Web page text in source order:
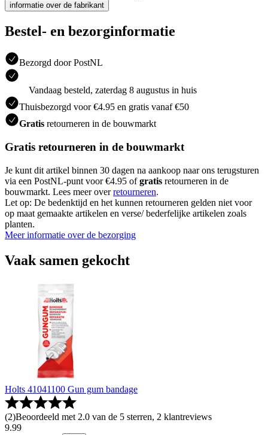
informatie over de fabrikant
Bestel- en bezorginformatie
Bezorgd door PostNL
Vandaag besteld, zaterdag 8 augustus in huis
Thuisbezorgd voor €4.95 en gratis vanaf €50
Gratis retourneren in de bouwmarkt
Gratis retourneren in de bouwmarkt
Je kunt dit artikel binnen 30 dagen na aankoop naar ons terugsturen
via een PostNL-punt voor €4.95 ofgratis retourneren in de
bouwmarkt. Lees meer overretourneren.
Let op: De bedenktijd en het kunnen retourneren gelden niet voor
op maat gemaakte artikelen en verse/ bederfelijke artikelen zoals
planten.
Meer informatie over de bezorging
Vaak samen gekocht
Holts 41041100 Gun gum bandage
(2)Beoordeeld met 2.0 van de 5 sterren, 2 klantreviews
9.99